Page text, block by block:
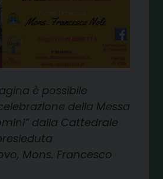
è possibile
della Messa
dalla Cattedrale
Mons. Francesco